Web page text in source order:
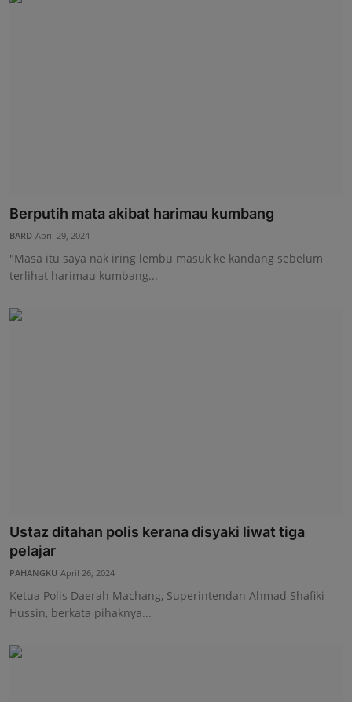
Berputih mata akibat harimau kumbang
BARD April 29, 2024
"Masa itu saya nak iring lembu masuk ke kandang sebelum
terlihat harimau kumbang...
Ustaz ditahan polis kerana disyaki liwat tiga
pelajar
PAHANGKU April 26, 2024
Ketua Polis Daerah Machang, Superintendan Ahmad Shafiki
Hussin, berkata pihaknya...